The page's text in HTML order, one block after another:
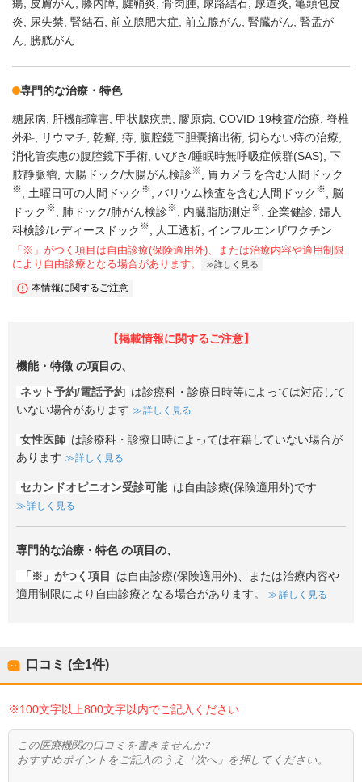
瘍 皮膚がん 膝内障 腱鞘炎 骨肉腫 尿路結石 尿道炎 亀頭包皮
炎
尿失禁 腎結石 前立腺肥大症 前立腺がん 腎臓がん 腎盂が
ん
膀胱がん
専門的な治療・特色
糖尿病 肝機能障害 甲状腺疾患 膠原病 COVID-19検査/治療
脊椎
外科
リウマチ 乾癬 痔 腹腔鏡下胆嚢摘出術 切らない痔の治療
消化管疾患の腹腔鏡下手術 いびき/睡眠時無呼吸症候群(SAS) 下
肢静脈瘤 大腸ドック/大腸がん検診※ 胃カメラを含む人間ドック
※ 土曜日可の人間ドック ※ バリウム検査を含む人間ドック ※
脳
ドック ※ 肺ドック/肺がん検診※ 内臓脂肪測定※ 企業健診 婦人
科検診/レディースドック ※ 人工透析 インフルエンザワクチン
「※」がつく項目は自由診療(保険適用外)、または治療内容や適用制限
により自由診療となる場合があります。
詳しく見る
本情報に関するご注意
【掲載情報に関するご注意】
機能・特徴 の項目の、
ネット予約/電話予約 は診療科・診療日時等によっては対応して
いない場合があります
詳しく見る
女性医師 は診療科・診療日時によっては在籍していない場合が
あります
詳しく見る
セカンドオピニオン受診可能 は自由診療(保険適用外)です
詳しく見る
専門的な治療・特色の項目の、
「※」がつく項目
は自由診療(保険適用外)、または治療内容や
適用制限により自由診療となる場合があります。
詳しく見る
口コミ (全1件)
※100文字以上800文字以内でご記入ください